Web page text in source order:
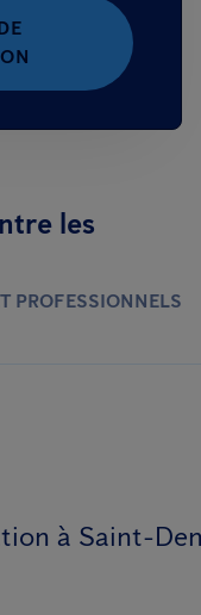
les
PROFESSIONNELS
à Saint-